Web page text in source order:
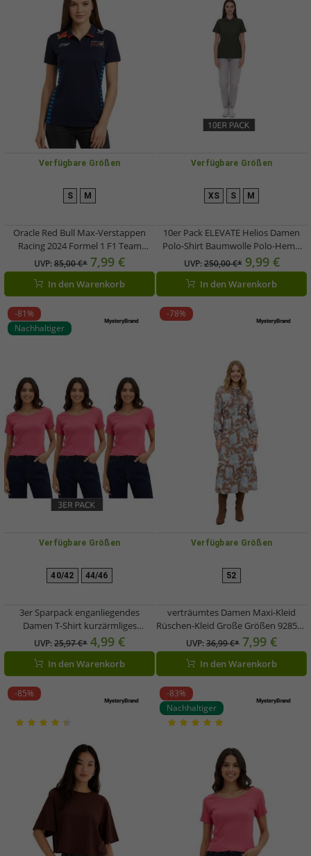
Verfügbare Größen
S M
Oracle Red Bull Max-Verstappen
Racing 2024 Formel 1 F1 Team
Damen Polo-Shirt mit
Sponsorenlogos Sport-Shirt
701231017 001 Navy
UVP:85,00 €* 7,99 €
In den Warenkorb
Verfügbare Größen
XS S M
10er Pack ELEVATE Helios Damen
Polo-Shirt Baumwolle Polo-Hemd
Pique-Strick 180 g/m² 3810770 Army
Dunkel-Grün
UVP:250,00 €* 9,99 €
In den Warenkorb
-81%
Nachhaltiger
Verfügbare Größen
40/42 44/46
3er Sparpack enganliegendes
Damen T-Shirt kurzärmliges
Sommershirt aus Bio-Baumwolle
928790 Pink
UVP:25,97 €* 4,99 €
In den Warenkorb
-78%
Verfügbare Größen
52
verträumtes Damen Maxi-Kleid
Rüschen-Kleid Große Größen 928537
Braun/Blau
UVP:36,99 €* 7,99 €
In den Warenkorb
-85%
-83%
Nachhaltiger